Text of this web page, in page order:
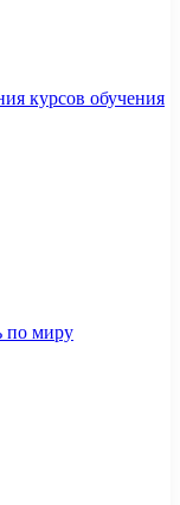
курсов обучения
по миру